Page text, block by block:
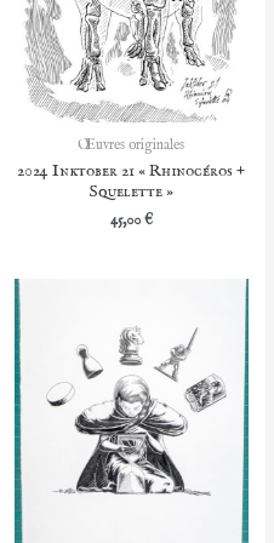
Œuvres originales
2024 Inktober 21 « Rhinocéros +
Squelette »
45,00€